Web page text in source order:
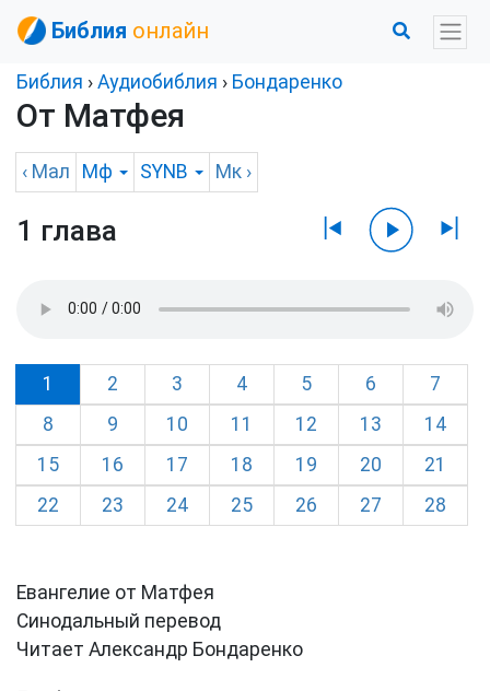
Библия онлайн
Библия › Аудиобиблия › Бондаренко
От Матфея
‹ Мал Мф SYNB Мк ›
1 глава
1 2 3 4 5 6
7
8
9 10 11 12 13
14
15
16 17 18 19 20
21
22
23 24 25 26 27 28
Евангелие от Матфея
Синодальный перевод
Читает Александр Бондаренко